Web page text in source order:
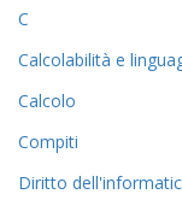
C
Calcolabilità e
Calcolo
Compiti
Diritto